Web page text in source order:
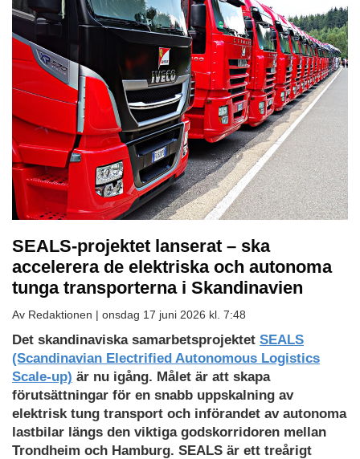
SEALS-projektet lanserat – ska
accelerera de elektriska och autonoma
tunga transporterna i Skandinavien
Av Redaktionen | onsdag 17 juni 2026 kl. 7:48
Det skandinaviska samarbetsprojektet SEALS
(Scandinavian Electrified Autonomous Logistics
Scale-up) är nu igång. Målet är att skapa
förutsättningar för en snabb uppskalning av
elektrisk tung transport och införandet av autonoma
lastbilar längs den viktiga godskorridoren mellan
Trondheim och Hamburg. SEALS är ett treårigt